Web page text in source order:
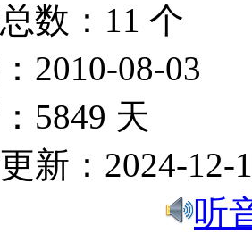
数：11 个
2010-08-03
5849 天
新：2024-12-
听